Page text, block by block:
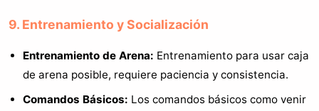
9. Entrenamiento y Socialización
Entrenamiento de Arena: Entrenamiento para usar caja
de arena posible, requiere paciencia y consistencia.
Comandos Básicos: Los comandos básicos como venir